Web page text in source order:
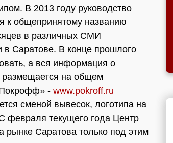
В 2013 году руководство
к общепринятому названию
в различных СМИ
в Саратове. В конце прошлого
а вся информация о
размещается на общем
- www.pokroff.ru
сменой вывесок, логотипа на
февраля текущего года Центр
рынке Саратова только под этим